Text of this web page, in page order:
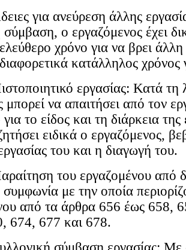
για ανεύρεση άλλης
σύμβαση, ο εργαζόμενος έχει
χρόνο για να βρει
κατάλληλος
εργασίας: Κατά τη
μπορεί να απαιτήσει από τον
για το είδος και τη διάρκεια
ειδικά ο εργαζόμενος,
του και η διαγωγή του.
του εργαζομένου από
με την οποία
από τα άρθρα 656 έως 658,
674, 677 και 678.